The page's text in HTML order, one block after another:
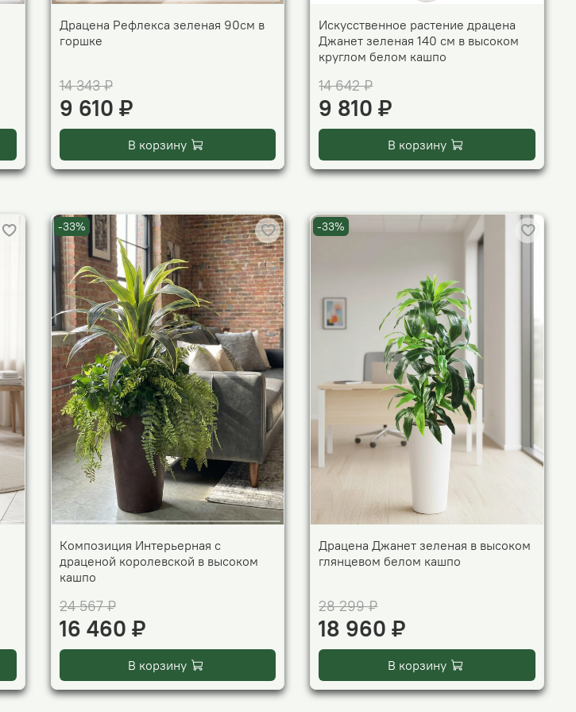
Драцена Рефлекса зеленая 90см в
горшке
14 343 ₽
9 610 ₽
В корзину
Искусственное растение драцена
Джанет зеленая 140 см в высоком
круглом белом кашпо
14 642 ₽
9 810 ₽
В корзину
-33%
Композиция Интерьерная с
драценой королевской в высоком
кашпо
24 567 ₽
16 460 ₽
В корзину
-33%
Драцена Джанет зеленая в высоком
глянцевом белом кашпо
28 299 ₽
18 960 ₽
В корзину